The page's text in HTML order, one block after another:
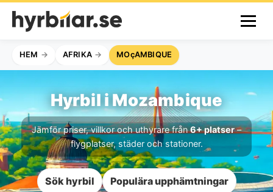
HEM AFRIKA MOçAMBIQUE
Hyrbil i Mozambique
Jämför priser, villkor och uthyrare från6+ platser–
flygplatser, städer och stationer.
Sök hyrbil Populära upphämtningar